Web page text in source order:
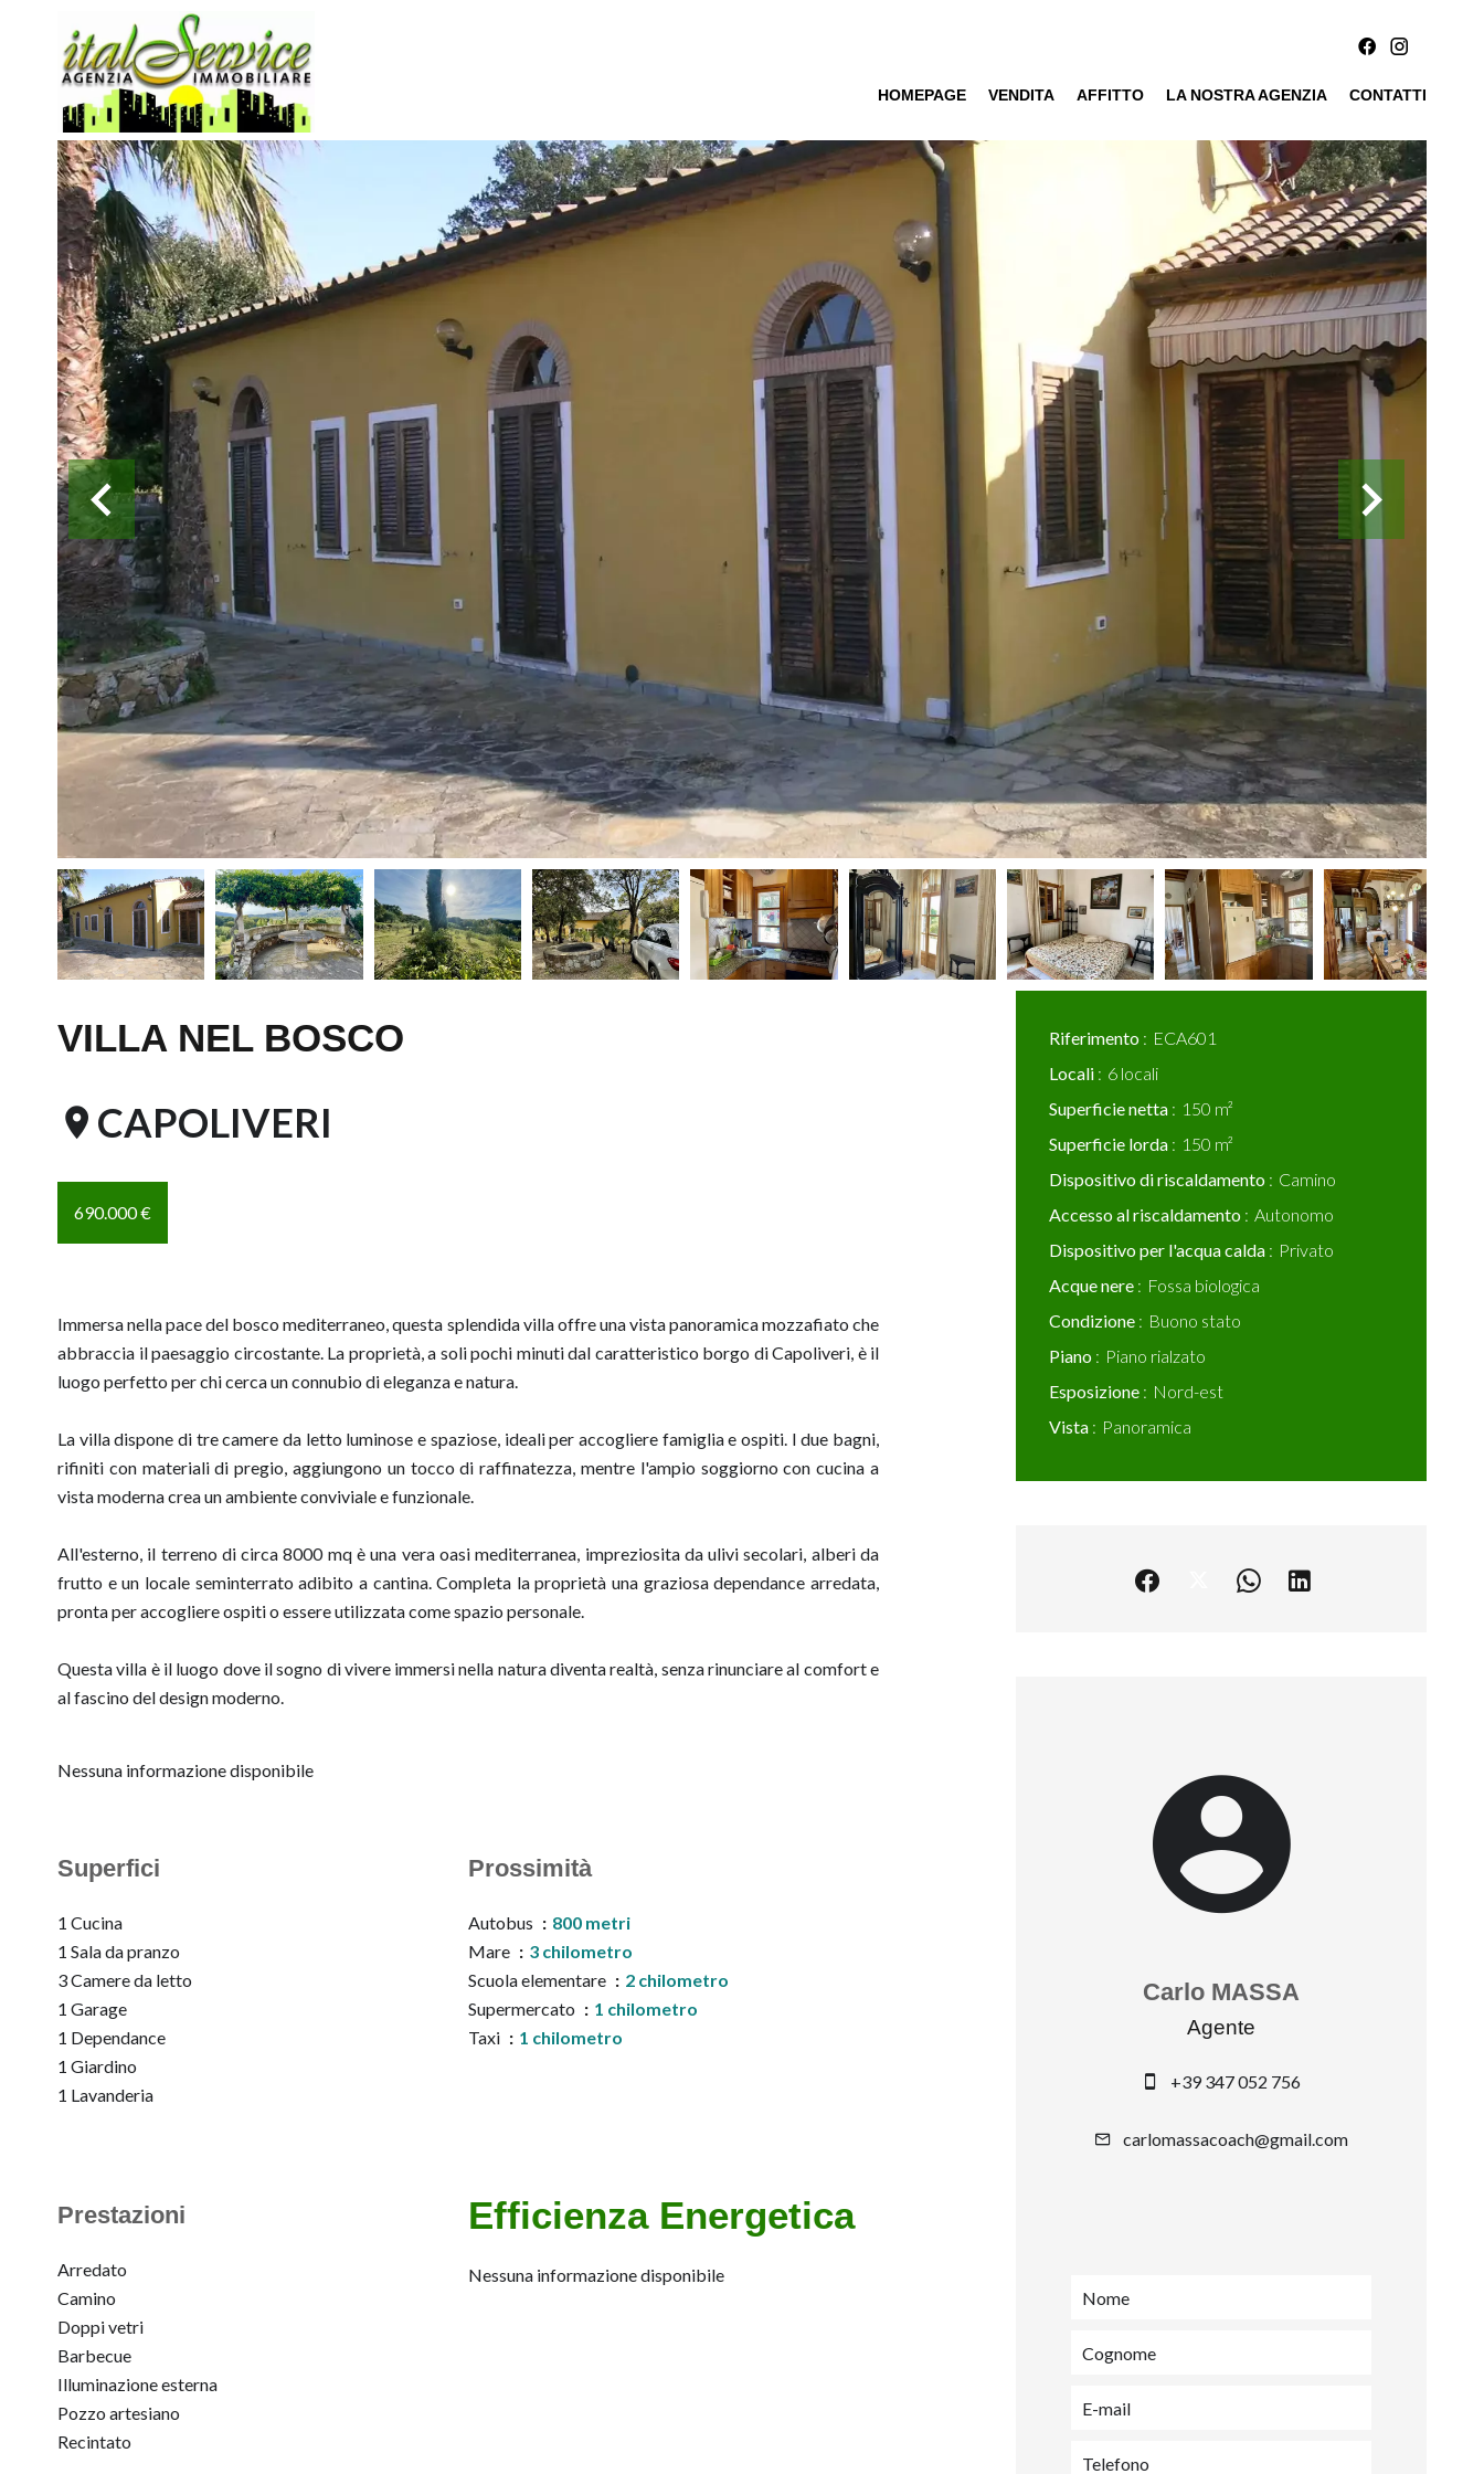
HOMEPAGE VENDITA AFFITTO LA NOSTRA AGENZIA CONTATTI
VILLA NEL BOSCO
CAPOLIVERI
690.000 €
Immersa nella pace del bosco mediterraneo, questa splendida villa offre una vista panoramica mozzafiato che
abbraccia il paesaggio circostante. La proprietà, a soli pochi minuti dal caratteristico borgo di Capoliveri, è il
luogo perfetto per chi cerca un connubio di eleganza e natura.
La villa dispone di tre camere da letto luminose e spaziose, ideali per accogliere famiglia e ospiti. I due bagni,
rifiniti con materiali di pregio, aggiungono un tocco di raffinatezza, mentre l'ampio soggiorno con cucina a
vista moderna crea un ambiente conviviale e funzionale.
All'esterno, il terreno di circa 8000 mq è una vera oasi mediterranea, impreziosita da ulivi secolari, alberi da
frutto e un locale seminterrato adibito a cantina. Completa la proprietà una graziosa dependance arredata,
pronta per accogliere ospiti o essere utilizzata come spazio personale.
Questa villa è il luogo dove il sogno di vivere immersi nella natura diventa realtà, senza rinunciare al comfort e
al fascino del design moderno.
Nessuna informazione disponibile
Superfici
1 Cucina
1 Sala da pranzo
3 Camere da letto
1 Garage
1 Dependance
1 Giardino
1 Lavanderia
Prossimità
Autobus
800 metri
Mare
3 chilometro
Scuola elementare
2 chilometro
Supermercato
1 chilometro
Taxi
1 chilometro
Prestazioni
Arredato
Camino
Doppi vetri
Barbecue
Illuminazione esterna
Pozzo artesiano
Recintato
Efficienza Energetica
Nessuna informazione disponibile
Riferimento
ECA601
Locali
6 locali
Superficie netta
150 m²
Superficie lorda
150 m²
Dispositivo di riscaldamento
Camino
Accesso al riscaldamento
Autonomo
Dispositivo per l'acqua calda
Privato
Acque nere
Fossa biologica
Condizione
Buono stato
Piano
Piano rialzato
Esposizione
Nord-est
Vista
Panoramica
Carlo MASSA
Agente
+39 347 052 756
carlomassacoach@gmail.com